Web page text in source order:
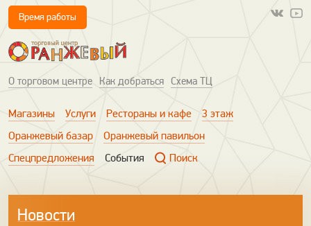
О торговом центре Как добраться Схема ТЦ
Время работы
Магазины Услуги Рестораны и кафе
3 этаж
Оранжевый базар
Оранжевый павильон
Спецпредложения
События Поиск
Новости